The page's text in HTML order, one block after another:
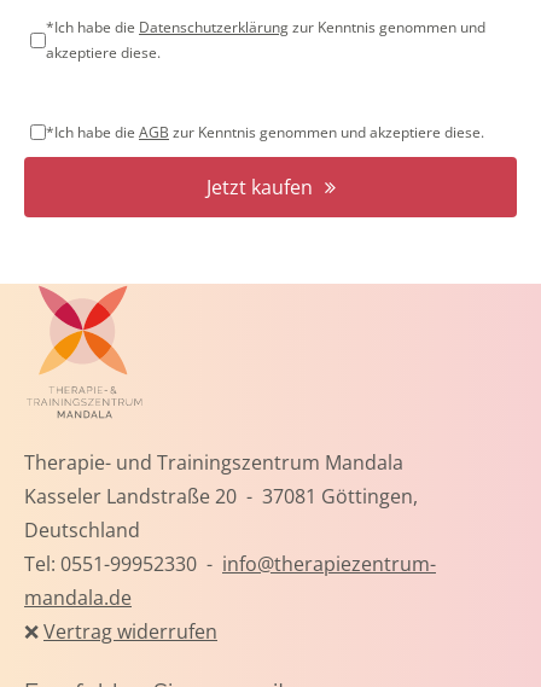
*Ich habe die Datenschutzerklärungzur Kenntnis genommen und
akzeptiere diese.
*Ich habe die AGB zur Kenntnis genommen und akzeptiere diese.
Jetzt kaufen
Therapie- und Trainingszentrum Mandala
Kasseler Landstraße 20 - 37081 Göttingen,
Deutschland
Tel: 0551-99952330 - info@therapiezentrum-
mandala.de
❌Vertrag widerrufen